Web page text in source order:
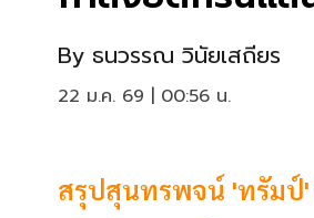
By ธนวรรณ วินัยเสถียร
22 ม.ค. 69 | 00:56 น.
สรุปสุนทรพจน์ 'ทรัมป์'